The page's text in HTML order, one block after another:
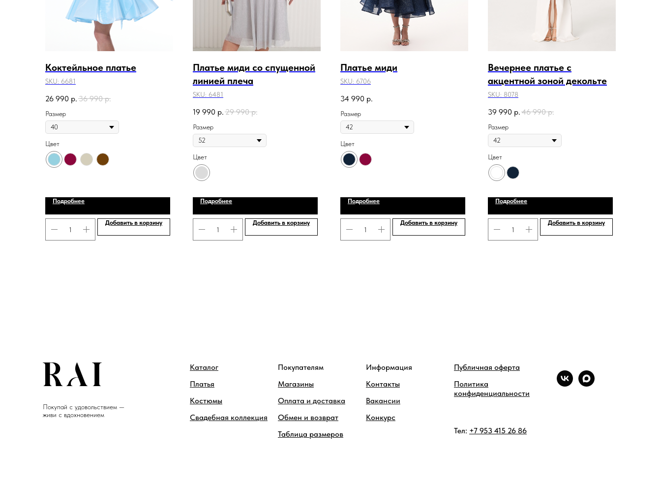
Коктейльное платье
SKU: 6681
26 990 р. 36 990 р.
Размер
Цвет
Подробнее
Добавить в корзину
Платье миди со спущенной
линией плеча
SKU: 6481
19 990 р. 29 990 р.
Размер
Цвет
Подробнее
Добавить в корзину
Платье миди
SKU: 6706
34 990 р.
Размер
Цвет
Подробнее
Добавить в корзину
Вечернее платье с
акцентной зоной декольте
SKU: 8078
39 990 р. 46 990 р.
Размер
Цвет
Подробнее
Добавить в корзину
Покупай с удовольствием —
живи с вдохновением
Каталог
Платья
Костюмы
Свадебная коллекция
Покупателям
Магазины
Оплата и доставка
Обмен и возврат
Таблица размеров
Информация
Контакты
Вакансии
Конкурс
Публичная оферта
Политика
конфиденциальности
Тел: +7 953 415 26 86